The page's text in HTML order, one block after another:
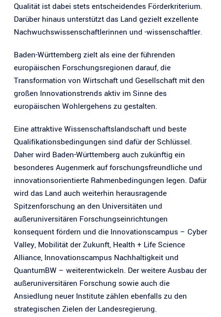
Qualität ist dabei stets entscheidendes Förderkriterium.
Darüber hinaus unterstützt das Land gezielt exzellente
Nachwuchswissenschaftlerinnen und -wissenschaftler.
Baden-Württemberg zielt als eine der führenden
europäischen Forschungsregionen darauf, die
Transformation von Wirtschaft und Gesellschaft mit den
großen Innovationstrends aktiv im Sinne des
europäischen Wohlergehens zu gestalten.
Eine attraktive Wissenschaftslandschaft und beste
Qualifikationsbedingungen sind dafür der Schlüssel.
Daher wird Baden-Württemberg auch zukünftig ein
besonderes Augenmerk auf forschungsfreundliche und
innovationsorientierte Rahmenbedingungen legen. Dafür
wird das Land auch weiterhin herausragende
Spitzenforschung an den Universitäten und
außeruniversitären Forschungseinrichtungen
konsequent fördern und die Innovationscampus – Cyber
Valley, Mobilität der Zukunft, Health + Life Science
Alliance, Innovationscampus Nachhaltigkeit und
QuantumBW – weiterentwickeln. Der weitere Ausbau der
außeruniversitären Forschung sowie auch die
Ansiedlung neuer Institute zählen ebenfalls zu den
strategischen Zielen der Landesregierung.